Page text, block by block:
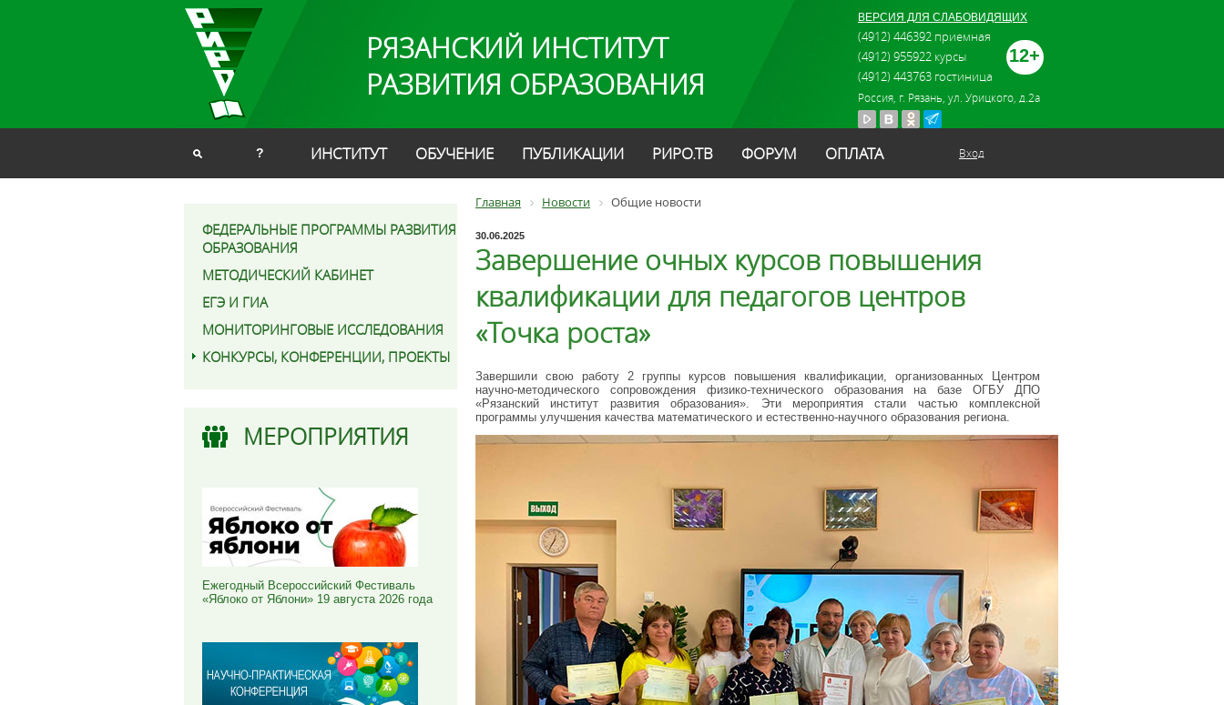
РЯЗАНСКИЙ ИНСТИТУТ
РАЗВИТИЯ ОБРАЗОВАНИЯ
12+
ВЕРСИЯ ДЛЯ СЛАБОВИДЯЩИХ
(4912) 446392 приемная
(4912) 955922 курсы
(4912) 443763 гостиница
Россия, г. Рязань, ул. Урицкого, д.2а
? ИНСТИТУТ ОБУЧЕНИЕ ПУБЛИКАЦИИ РИРО.ТВ ФОРУМ ОПЛАТА Вход
ФЕДЕРАЛЬНЫЕ ПРОГРАММЫ РАЗВИТИЯ
ОБРАЗОВАНИЯ
МЕТОДИЧЕСКИЙ КАБИНЕТ
ЕГЭ И ГИА
МОНИТОРИНГОВЫЕ ИССЛЕДОВАНИЯ
КОНКУРСЫ, КОНФЕРЕНЦИИ, ПРОЕКТЫ
МЕРОПРИЯТИЯ
Ежегодный Всероссийский Фестиваль
«Яблоко от Яблони» 19 августа 2026 года
Главная Новости Общие новости
30.06.2025
Завершение очных курсов повышения
квалификации для педагогов центров
«Точка роста»
Завершили свою работу 2 группы курсов повышения квалификации, организованных Центром
научно-методического сопровождения физико-технического образования на базе ОГБУ ДПО
«Рязанский институт развития образования». Эти мероприятия стали частью комплексной
программы улучшения качества математического и естественно-научного образования региона.